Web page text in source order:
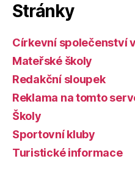
Stránky
Církevní společenství
Mateřské školy
Redakční sloupek
Reklama na tomto
Školy
Sportovní kluby
Turistické informace